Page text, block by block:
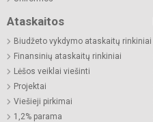
Ataskaitos
Biudžeto vykdymo ataskaitų rinkiniai
Finansinių ataskaitų rinkiniai
Lėšos veiklai viešinti
Projektai
Viešieji pirkimai
1,2% parama